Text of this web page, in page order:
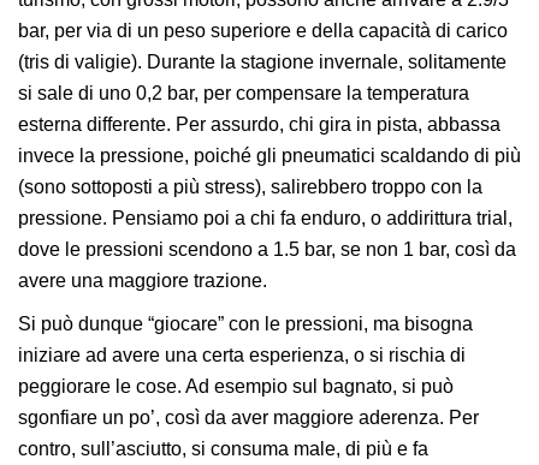
bar, per via di un peso superiore e della capacità di carico
(tris di valigie). Durante la stagione invernale, solitamente
si sale di uno 0,2 bar, per compensare la temperatura
esterna differente. Per assurdo, chi gira in pista, abbassa
invece la pressione, poiché gli pneumatici scaldando di più
(sono sottoposti a più stress), salirebbero troppo con la
pressione. Pensiamo poi a chi fa enduro, o addirittura trial,
dove le pressioni scendono a 1.5 bar, se non 1 bar, così da
avere una maggiore trazione.
Si può dunque “giocare” con le pressioni, ma bisogna
iniziare ad avere una certa esperienza, o si rischia di
peggiorare le cose. Ad esempio sul bagnato, si può
sgonfiare un po’, così da aver maggiore aderenza. Per
contro, sull’asciutto, si consuma male, di più e fa